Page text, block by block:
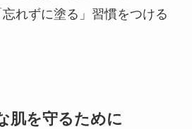
れずに塗る」習慣をつける
肌を守るために